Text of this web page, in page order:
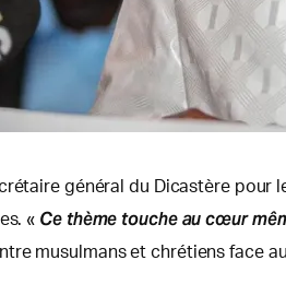
général du Dicastère
« Ce thème touche au cœur
musulmans et chrétiens face